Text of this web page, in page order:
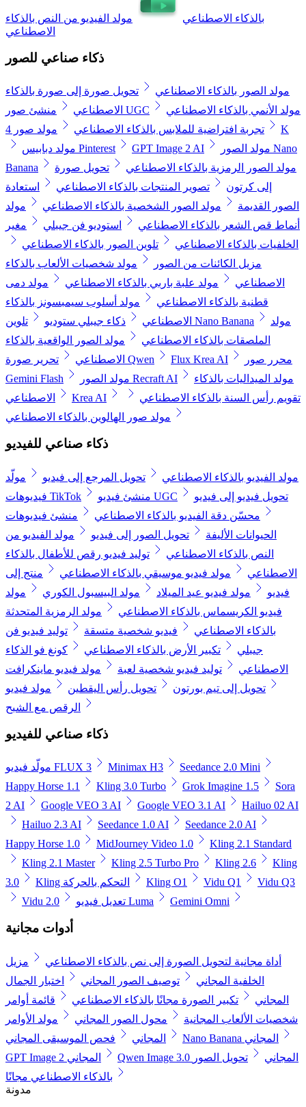
بالذكاء الاصطناعي
مولد الفيديو من النص بالذكاء
الاصطناعي
ذكاء صناعي للصور
مولد الصور بالذكاء الاصطناعي
تحويل صورة إلى صورة بالذكاء
الاصطناعي منشئ صور UGC
مولد الأنمي بالذكاء الاصطناعي
تجربة افتراضية للملابس بالذكاء الاصطناعي
مولد صور 4K
مولد دبابيس Pinterest
GPT Image 2 AI
مولد الصور Nano
Banana
مولد الصور الرمزية بالذكاء الاصطناعي
تحويل صورة
إلى كرتون
تصوير المنتجات بالذكاء الاصطناعي
استعادة
الصور القديمة
مولد الصور الشخصية بالذكاء الاصطناعي
مولد
أنماط قص الشعر بالذكاء الاصطناعي
استوديو فن جيبلي
مغير
الخلفيات بالذكاء الاصطناعي
تلوين الصور بالذكاء الاصطناعي
مزيل الكائنات من الصور
مولد شخصيات الألعاب بالذكاء
الاصطناعي
مولد علبة باربي بالذكاء الاصطناعي
مولد دمى
قطنية بالذكاء الاصطناعي
مولد أسلوب سيمبسونز بالذكاء
الاصطناعي
ذكاء جيبلي ستوديو تلوين Nano Banana
مولد
الملصقات بالذكاء الاصطناعي
مولد الصور الواقعية بالذكاء
الاصطناعي تحرير صورة Qwen Flux Krea AI
محرر صور
Gemini Flash
مولد الصور Recraft AI
مولد الميداليات بالذكاء
الاصطناعي
Krea AI
تقويم رأس السنة بالذكاء الاصطناعي
مولد صور الهالوين بالذكاء الاصطناعي
ذكاء صناعي للفيديو
مولد الفيديو بالذكاء الاصطناعي تحويل المرجع إلى فيديو
مولّد
فيديوهات TikTok
منشئ فيديو UGC
تحويل فيديو إلى فيديو
محسّن دقة الفيديو بالذكاء الاصطناعي
منشئ فيديوهات
الحيوانات الأليفة
تحويل الصور إلى فيديو
مولد الفيديو من
النص بالذكاء الاصطناعي
توليد فيديو رقص للأطفال بالذكاء
الاصطناعي
مولد فيديو موسيقي بالذكاء الاصطناعي
منتج إلى
فيديو
مولد فيديو عيد الميلاد مولد البيسبول الكوري
مولد
فيديو الكريسماس بالذكاء الاصطناعي
مولد الرمزية المتحدثة
بالذكاء الاصطناعي
فيديو شخصية متسقة
توليد فيديو فن
جيبلي
تكبير الأرض بالذكاء الاصطناعي
كونغ فو الذكاء
الاصطناعي
توليد فيديو شخصية لعبة
مولد فيديو ماينكرافت
تحويل إلى تيم بورتون
تحويل رأس اليقطين
مولد فيديو
الرقص مع الشبح
ذكاء صناعي للفيديو
مولّد فيديو FLUX 3 Minimax H3
Seedance 2.0 Mini
Happy Horse 1.1
Kling 3.0 Turbo Grok Imagine 1.5
Sora
2 AI
Google VEO 3 AI Google VEO 3.1 AI
Hailuo 02 AI
Hailuo 2.3 AI
Seedance 1.0 AI
Seedance 2.0 AI
Happy Horse 1.0
MidJourney Video 1.0
Kling 2.1 Standard
Kling 2.1 Master
Kling 2.5 Turbo Pro Kling 2.6
Kling
3.0
Kling التحكم بالحركة Kling O1 Vidu Q1
Vidu Q3
Vidu 2.0
تعديل فيديو Luma Gemini Omni
أدوات مجانية
أداة مجانية لتحويل الصورة إلى نص بالذكاء الاصطناعي
مزيل
الخلفية المجاني
توصيف الصور المجاني
اختبار الجمال
المجاني
تكبير الصورة مجانًا بالذكاء الاصطناعي
قائمة أوامر
شخصيات الألعاب المجانية
محول الصور المجاني
مولد الأوامر
المجاني
فحص الموسيقى المجاني
Nano Banana المجاني
GPT Image 2 المجاني
Qwen Image 3.0 المجاني
تحويل الصور
بالذكاء الاصطناعي مجانًا
مدونة